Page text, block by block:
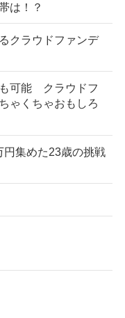
は！？
クラウドファンデ
も可能 クラウドフ
ゃくちゃおもしろ
円集めた23歳の挑戦